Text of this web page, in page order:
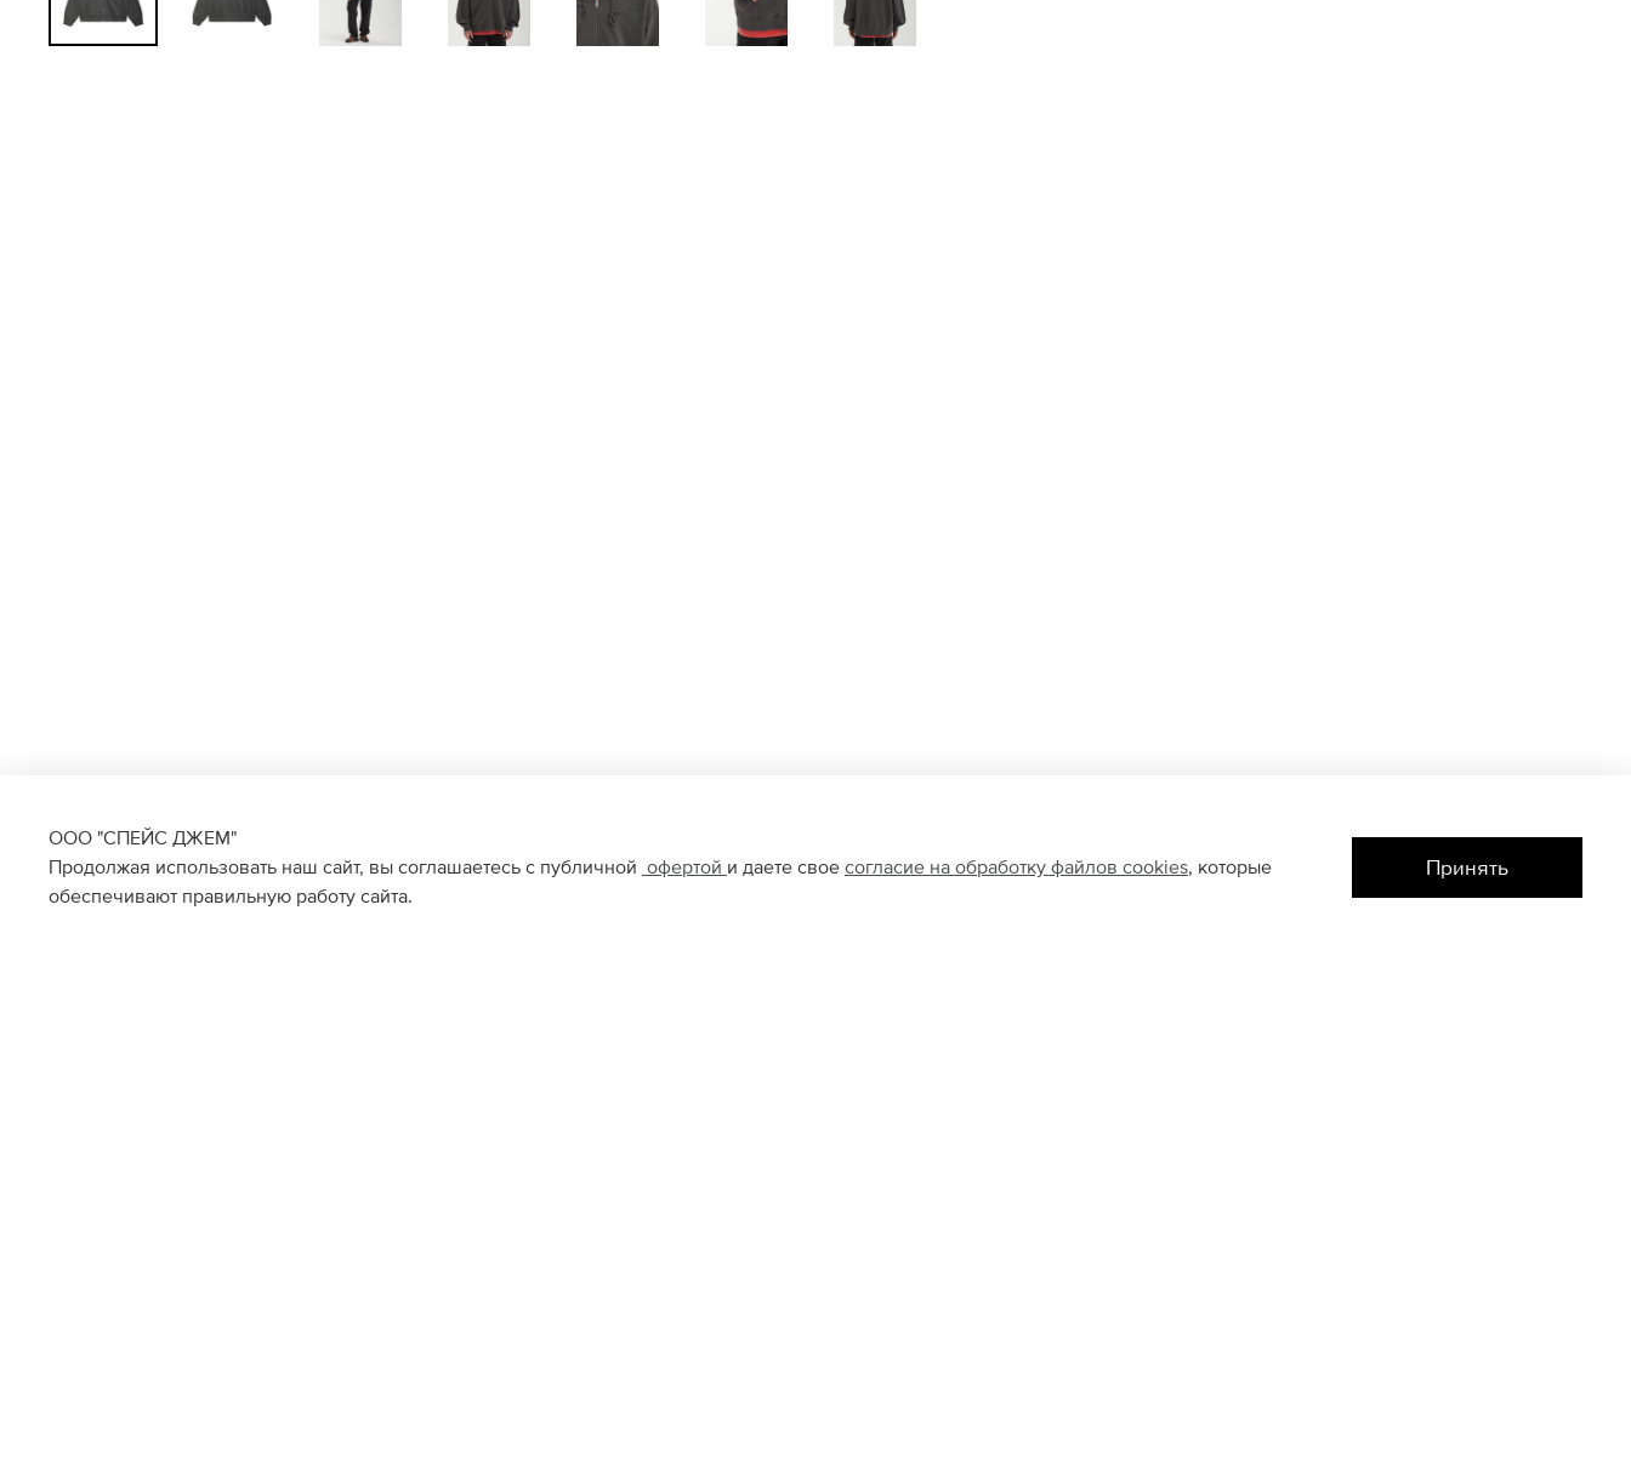
ООО "СПЕЙС ДЖЕМ"
Продолжая использовать наш сайт, вы соглашаетесь с публичной офертой и даете свое согласие на обработку файлов cookies, которые
обеспечивают правильную работу сайта.
Принять